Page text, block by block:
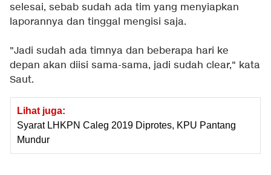
selesai, sebab sudah ada tim yang menyiapkan
laporannya dan tinggal mengisi saja.
"Jadi sudah ada timnya dan beberapa hari ke
depan akan diisi sama-sama, jadi sudah clear," kata
Saut.
Lihat juga:
Syarat LHKPN Caleg 2019 Diprotes, KPU Pantang
Mundur